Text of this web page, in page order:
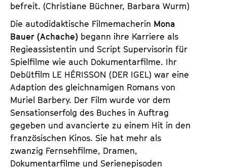
befreit. (Christiane Büchner, Barbara Wurm)
Die autodidaktische Filmemacherin Mona
Bauer (Achache) begann ihre Karriere als
Regieassistentin und Script Supervisorin für
Spielfilme wie auch Dokumentarfilme. Ihr
Debütfilm LE HÉRISSON (DER IGEL) war eine
Adaption des gleichnamigen Romans von
Muriel Barbery. Der Film wurde vor dem
Sensationserfolg des Buches in Auftrag
gegeben und avancierte zu einem Hit in den
französischen Kinos. Sie hat mehr als
zwanzig Fernsehfilme, Dramen,
Dokumentarfilme und Serienepisoden